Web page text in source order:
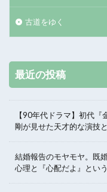
古道をゆく
最近の投稿
【90年代ドラマ】初代
剛が見せた天才的な演技
結婚報告のモヤモヤ。既
心理と『心配だよ』とい